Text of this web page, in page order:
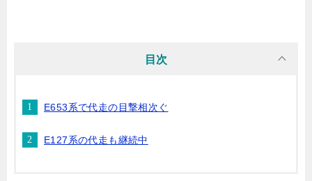
目次
E653系で代走の目撃相次ぐ
E127系の代走も継続中